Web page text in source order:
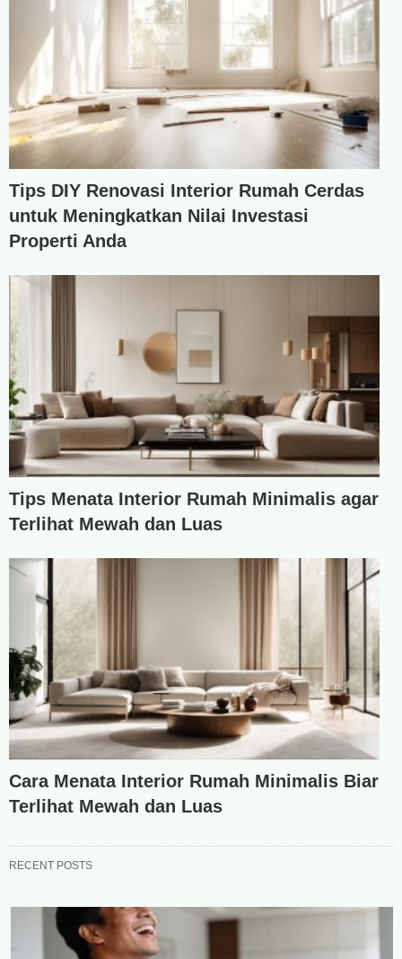
Tips DIY Renovasi Interior Rumah Cerdas
untuk Meningkatkan Nilai Investasi
Properti Anda
Tips Menata Interior Rumah Minimalis agar
Terlihat Mewah dan Luas
Cara Menata Interior Rumah Minimalis Biar
Terlihat Mewah dan Luas
RECENT POSTS